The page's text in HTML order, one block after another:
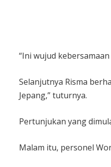
“Ini wujud
Selanjutnya Risma
Jepang,” tuturnya.
Pertunjukan yang
Malam itu, personel